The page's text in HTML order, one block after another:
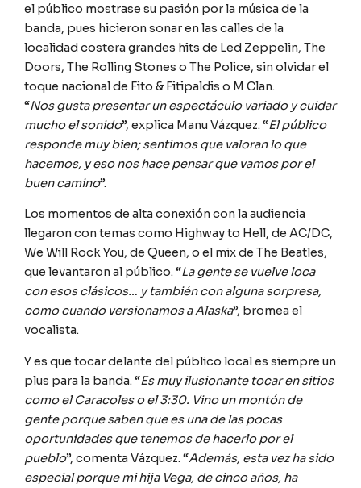
el público mostrase su pasión por la música de la
banda, pues hicieron sonar en las calles de la
localidad costera grandes hits de Led Zeppelin, The
Doors, The Rolling Stones o The Police, sin olvidar el
toque nacional de Fito & Fitipaldis o M Clan.
“Nos gusta presentar un espectáculo variado y cuidar
mucho el sonido”, explica Manu Vázquez. “El público
responde muy bien; sentimos que valoran lo que
hacemos, y eso nos hace pensar que vamos por el
buen camino”.
Los momentos de alta conexión con la audiencia
llegaron con temas como Highway to Hell, de AC/DC,
We Will Rock You, de Queen, o el mix de The Beatles,
que levantaron al público. “La gente se vuelve loca
con esos clásicos… y también con alguna sorpresa,
como cuando versionamos a Alaska”, bromea el
vocalista.
Y es que tocar delante del público local es siempre un
plus para la banda. “Es muy ilusionante tocar en sitios
como el Caracoles o el 3:30. Vino un montón de
gente porque saben que es una de las pocas
oportunidades que tenemos de hacerlo por el
pueblo”, comenta Vázquez. “Además, esta vez ha sido
especial porque mi hija Vega, de cinco años, ha